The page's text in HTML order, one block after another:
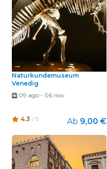
Naturkundemuseum
Venedig
09 ago- 06 nov
4.3 / 5 Ab 9,00 €